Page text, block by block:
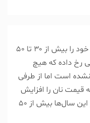
بسیاری از نانوایان تبریز قیمت نان‌های خود را بیش از ۳۰ تا ۵۰
رخ داده که هیچ
است اما از طرفی
قیمت نان را افزایش
نداده‌اند در حالی که حداقل دستمزد در این سال‌ها بیش از ۵۰